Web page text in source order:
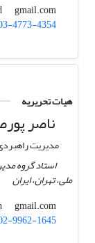
hadinejadfarhad
gmail.com
4773-4354
هیات تحریریه
ناصر
مدیریت
استاد گروه
ملی، تهران، ایران
dr.naser.poursadegh
gmail.com
9962-1645